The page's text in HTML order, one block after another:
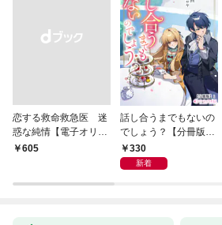
恋する救命救急医 迷
惑な純情【電子オリジ
ナル】
￥605
話し合うまでもないの
でしょう？【分冊版】
1 330
新着